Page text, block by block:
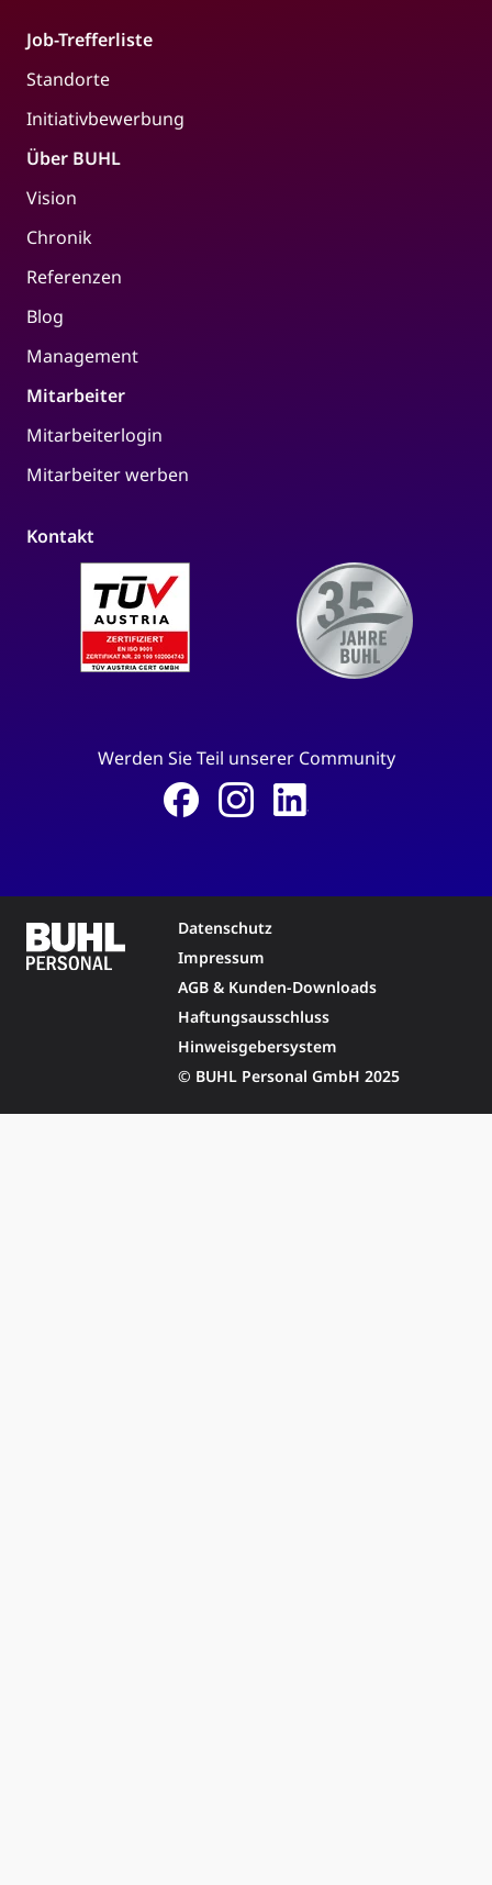
Job-Trefferliste
Standorte
Initiativbewerbung
Über BUHL
Vision
Chronik
Referenzen
Blog
Management
Mitarbeiter
Mitarbeiterlogin
Mitarbeiter werben
Kontakt
Werden Sie Teil unserer Community
Datenschutz
Impressum
AGB & Kunden-Downloads
Haftungsausschluss
Hinweisgebersystem
© BUHL Personal GmbH 2025